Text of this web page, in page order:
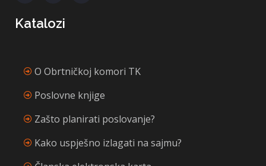
Katalozi
O Obrtničkoj komori TK
Poslovne knjige
Zašto planirati poslovanje?
Kako uspješno izlagati na sajmu?